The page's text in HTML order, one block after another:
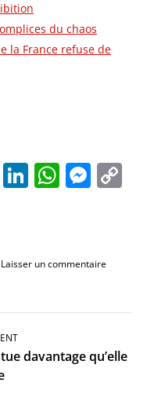
du chaos
la France refuse de
Snapchat
LinkedIn
Laisser un commentaire
davantage qu’elle